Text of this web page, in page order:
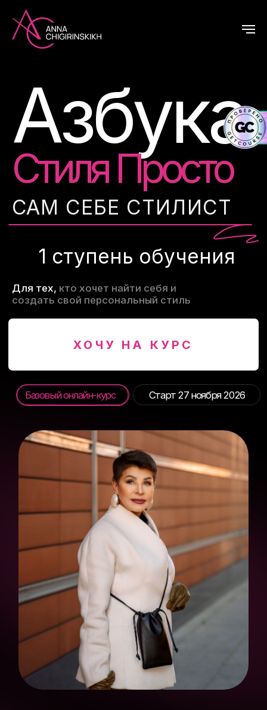
Азбука
Стиля Просто
Для тех, кто хочет найти себя и
создать свой персональный стиль
1 ступень обучения
САМ СЕБЕ СТИЛИСТ
Старт 27 ноября 2026